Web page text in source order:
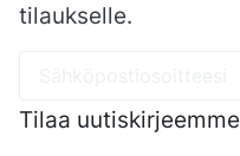
tilaukselle.
Tilaa uutiskirjeemme